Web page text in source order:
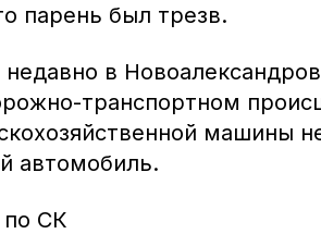
парень был трезв.
в
транспортном
машины
автомобиль.
СК